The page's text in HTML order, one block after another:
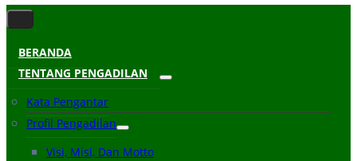
BERANDA
TENTANG PENGADILAN
Kata Pengantar
Profil Pengadilan
Visi, Misi, Dan Motto